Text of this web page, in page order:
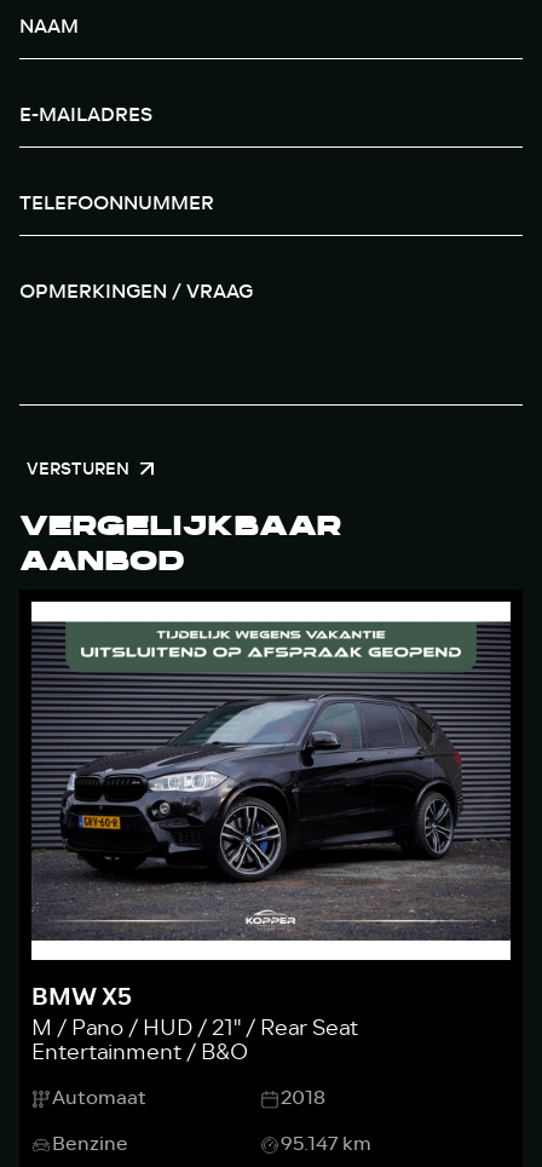
VERSTUREN
VERGELIJKBAAR
AANBOD
BMW X5
M / Pano / HUD / 21'' / Rear Seat
Entertainment / B&O
Automaat
2018
Benzine
95.147 km